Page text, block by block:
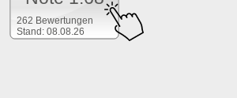
262 Bewertungen
Stand: 08.08.26